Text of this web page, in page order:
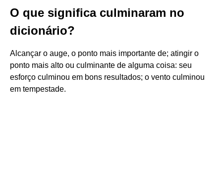
O que significa culminaram no
dicionário?
Alcançar o auge, o ponto mais importante de; atingir o
ponto mais alto ou culminante de alguma coisa: seu
esforço culminou em bons resultados; o vento culminou
em tempestade.